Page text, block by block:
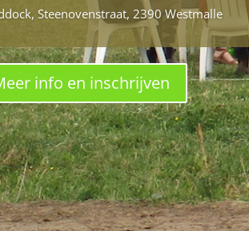
Steenovenstraat, 2390 Westmalle
info en inschrijven